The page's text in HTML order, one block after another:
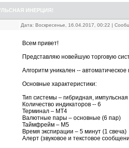
ИНЕРЦИЯ!
Дата: Воскресенье, 16.04.2017, 00:22 |
Всем привет!
Представляю новейшую торговую
Алгоритм уникален --
Основные характеристики:
Тип системы – гибридная, импульсная
Количество индикаторов -- 6
Терминал – МТ4
Валютные пары – основные (6 пар)
Таймфрейм – M5
Время экспирации – 5 минут (1 свеча)
Алерт (звуковое и текстовое